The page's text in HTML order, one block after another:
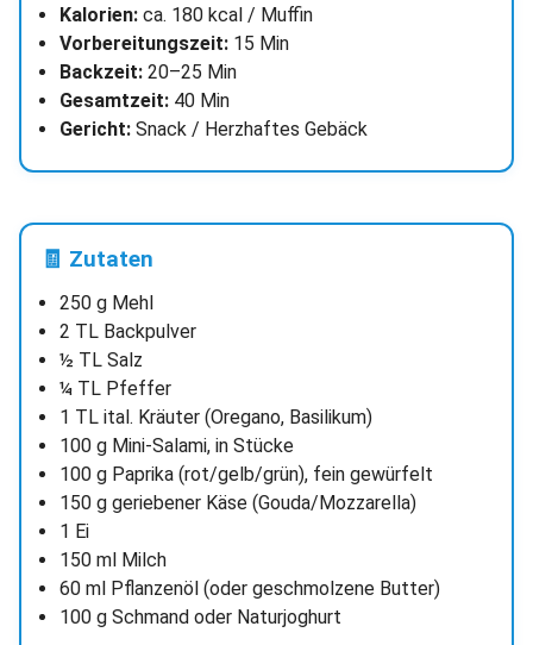
Kalorien:ca. 180 kcal / Muffin
Vorbereitungszeit:15 Min
Backzeit:20–25 Min
Gesamtzeit:40 Min
Gericht:Snack / Herzhaftes Gebäck
🧾 Zutaten
250 g Mehl
2 TL Backpulver
½ TL Salz
¼ TL Pfeffer
1 TL ital. Kräuter (Oregano, Basilikum)
100 g Mini-Salami, in Stücke
100 g Paprika (rot/gelb/grün), fein gewürfelt
150 g geriebener Käse (Gouda/Mozzarella)
1 Ei
150 ml Milch
60 ml Pflanzenöl (oder geschmolzene Butter)
100 g Schmand oder Naturjoghurt